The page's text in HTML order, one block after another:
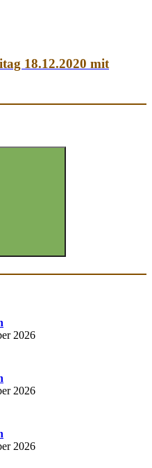
18.12.2020 mit
2026
2026
2026